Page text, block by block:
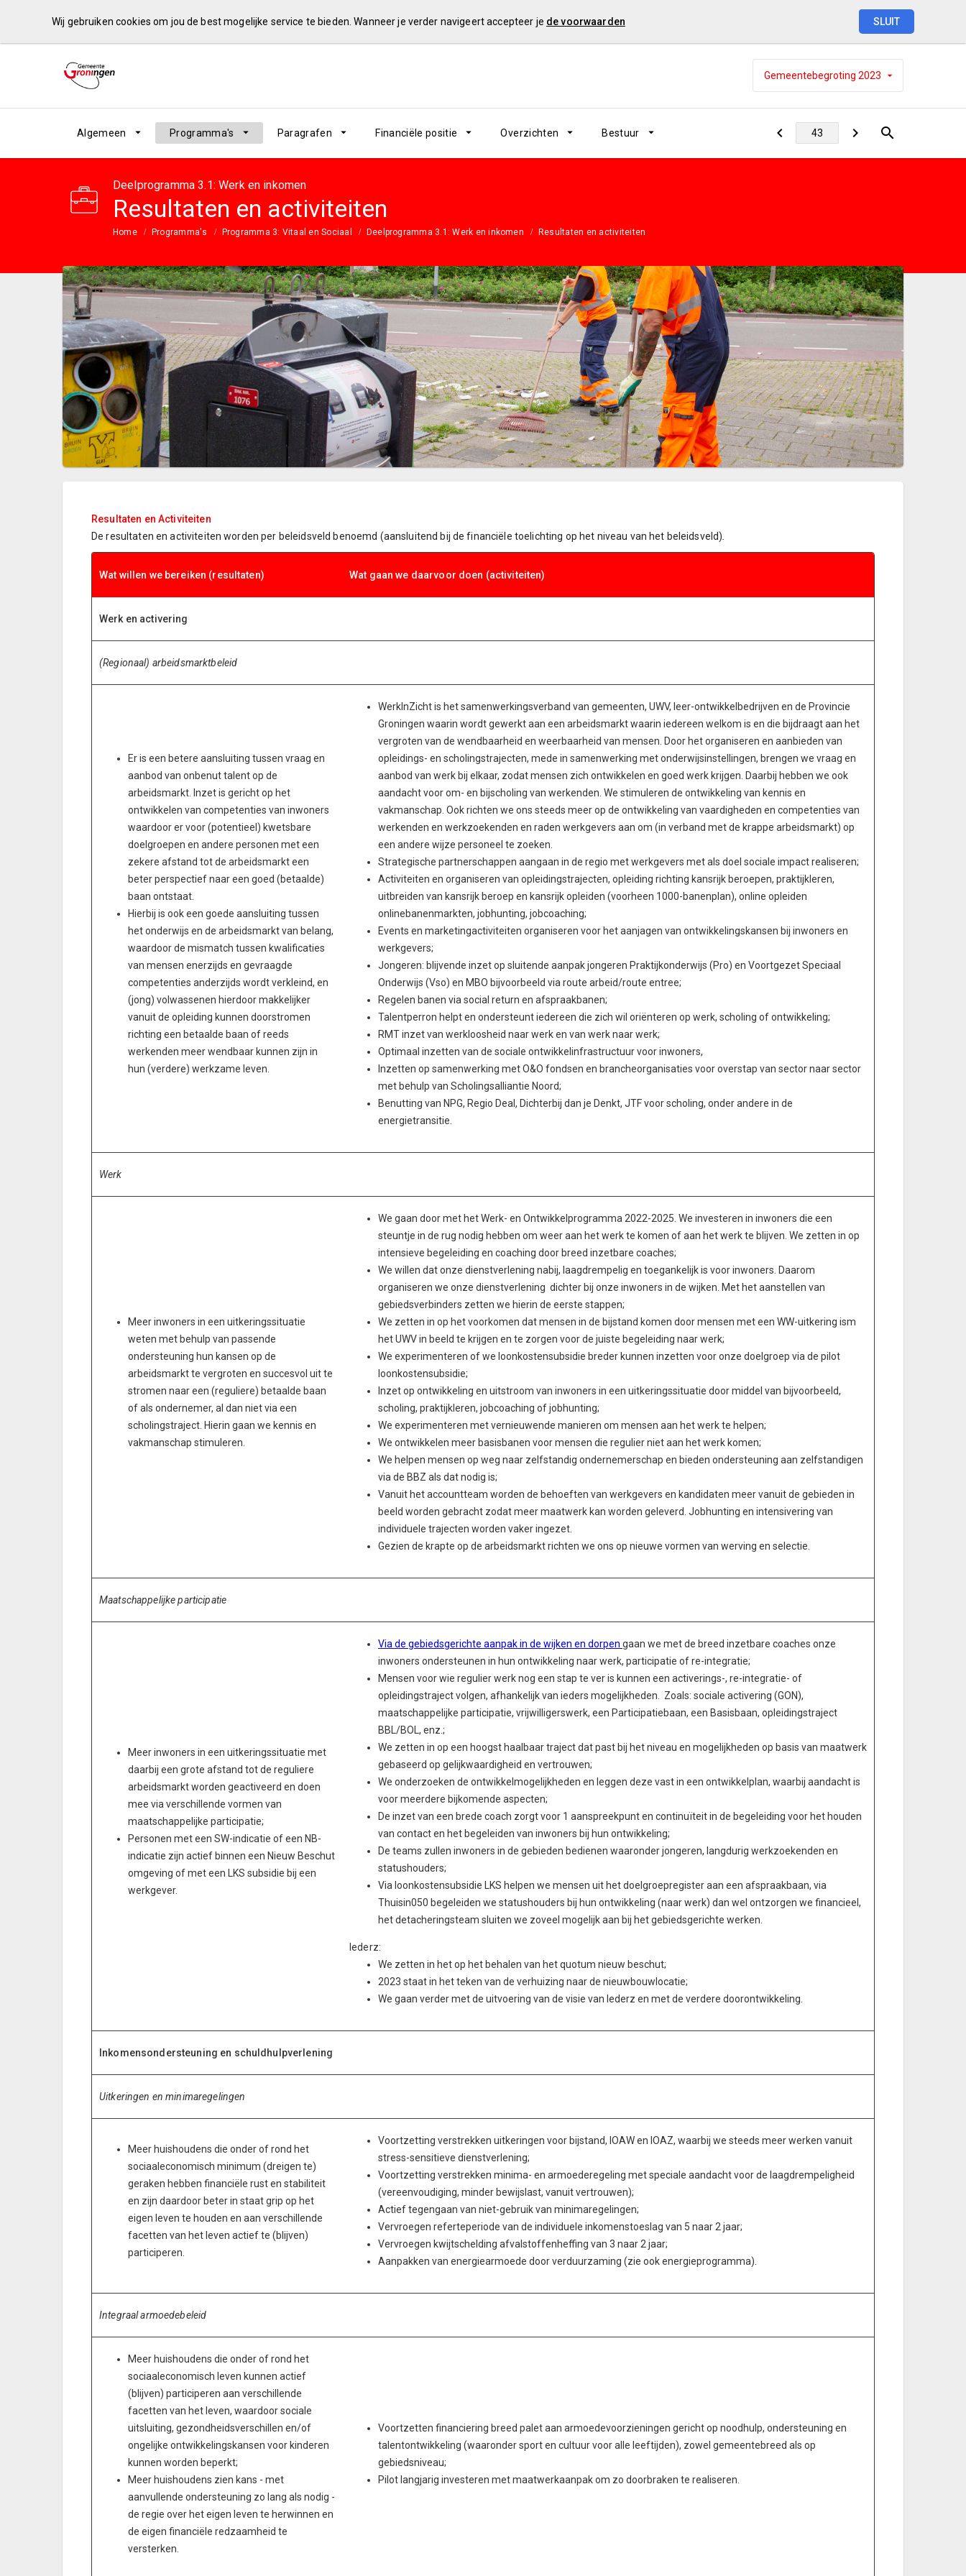
Wij gebruiken cookies om jou de best mogelijke service te bieden. Wanneer je verder navigeert accepteer je de voorwaarden SLUIT
Gemeentebegroting 2023
Algemeen Programma's Paragrafen Financiële positie Overzichten Bestuur
Deelprogramma 3.1: Werk en inkomen
Resultaten en activiteiten
Home Programma's Programma 3: Vitaal en Sociaal Deelprogramma 3.1: Werk en inkomen Resultaten en activiteiten
Resultaten en Activiteiten
De resultaten en activiteiten worden per beleidsveld benoemd (aansluitend bij de financiële toelichting op het niveau van het beleidsveld)
Wat willen we bereiken (resultaten) Wat gaan we daarvoor doen (activiteiten)
Werk en activering
(Regionaal) arbeidsmarktbeleid
Er is een betere aansluiting tussen vraag en
aanbod van onbenut talent op de
arbeidsmarkt. Inzet is gericht op het
ontwikkelen van competenties van inwoners
waardoor er voor (potentieel) kwetsbare
doelgroepen en andere personen met een
zekere afstand tot de arbeidsmarkt een
beter perspectief naar een goed (betaalde)
baan ontstaat.
Hierbij is ook een goede aansluiting tussen
het onderwijs en de arbeidsmarkt van belang,
waardoor de mismatch tussen kwalificaties
van mensen enerzijds en gevraagde
competenties anderzijds wordt verkleind, en
(jong) volwassenen hierdoor makkelijker
vanuit de opleiding kunnen doorstromen
richting een betaalde baan of reeds
werkenden meer wendbaar kunnen zijn in
hun (verdere) werkzame leven.
WerkInZicht is het samenwerkingsverband van gemeenten, UWV, leer-ontwikkelbedrijven en de Provincie
Groningen waarin wordt gewerkt aan een arbeidsmarkt waarin iedereen welkom is en die bijdraagt aan het
vergroten van de wendbaarheid en weerbaarheid van mensen. Door het organiseren en aanbieden van
opleidings- en scholingstrajecten, mede in samenwerking met onderwijsinstellingen, brengen we vraag en
aanbod van werk bij elkaar, zodat mensen zich ontwikkelen en goed werk krijgen. Daarbij hebben we ook
aandacht voor om- en bijscholing van werkenden. We stimuleren de ontwikkeling van kennis en
vakmanschap. Ook richten we ons steeds meer op de ontwikkeling van vaardigheden en competenties van
werkenden en werkzoekenden en raden werkgevers aan om (in verband met de krappe arbeidsmarkt) op
een andere wijze personeel te zoeken.
Strategische partnerschappen aangaan in de regio met werkgevers met als doel sociale impact realiseren;
Activiteiten en organiseren van opleidingstrajecten, opleiding richting kansrijk beroepen, praktijkleren,
uitbreiden van kansrijk beroep en kansrijk opleiden (voorheen 1000-banenplan), online opleiden
onlinebanenmarkten, jobhunting, jobcoaching;
Events en marketingactiviteiten organiseren voor het aanjagen van ontwikkelingskansen bij inwoners en
werkgevers;
Jongeren: blijvende inzet op sluitende aanpak jongeren Praktijkonderwijs (Pro) en Voortgezet Speciaal
Onderwijs (Vso) en MBO bijvoorbeeld via route arbeid/route entree;
Regelen banen via social return en afspraakbanen;
Talentperron helpt en ondersteunt iedereen die zich wil oriënteren op werk, scholing of ontwikkeling;
RMT inzet van werkloosheid naar werk en van werk naar werk;
Optimaal inzetten van de sociale ontwikkelinfrastructuur voor inwoners,
Inzetten op samenwerking met O&O fondsen en brancheorganisaties voor overstap van sector naar sector
met behulp van Scholingsalliantie Noord;
Benutting van NPG, Regio Deal, Dichterbij dan je Denkt, JTF voor scholing, onder andere in de
energietransitie.
Werk
Meer inwoners in een uitkeringssituatie
weten met behulp van passende
ondersteuning hun kansen op de
arbeidsmarkt te vergroten en succesvol uit te
stromen naar een (reguliere) betaalde baan
of als ondernemer, al dan niet via een
scholingstraject. Hierin gaan we kennis en
vakmanschap stimuleren.
We gaan door met het Werk- en Ontwikkelprogramma 2022-2025. We investeren in inwoners die een
steuntje in de rug nodig hebben om weer aan het werk te komen of aan het werk te blijven. We zetten in op
intensieve begeleiding en coaching door breed inzetbare coaches;
We willen dat onze dienstverlening nabij, laagdrempelig en toegankelijk is voor inwoners. Daarom
organiseren we onze dienstverlening dichter bij onze inwoners in de wijken. Met het aanstellen van
gebiedsverbinders zetten we hierin de eerste stappen;
We zetten in op het voorkomen dat mensen in de bijstand komen door mensen met een WW-uitkering ism
het UWV in beeld te krijgen en te zorgen voor de juiste begeleiding naar werk;
We experimenteren of we loonkostensubsidie breder kunnen inzetten voor onze doelgroep via de pilot
loonkostensubsidie;
Inzet op ontwikkeling en uitstroom van inwoners in een uitkeringssituatie door middel van bijvoorbeeld,
scholing, praktijkleren, jobcoaching of jobhunting;
We experimenteren met vernieuwende manieren om mensen aan het werk te helpen;
We ontwikkelen meer basisbanen voor mensen die regulier niet aan het werk komen;
We helpen mensen op weg naar zelfstandig ondernemerschap en bieden ondersteuning aan zelfstandigen
via de BBZ als dat nodig is;
Vanuit het accountteam worden de behoeften van werkgevers en kandidaten meer vanuit de gebieden in
beeld worden gebracht zodat meer maatwerk kan worden geleverd. Jobhunting en intensivering van
individuele trajecten worden vaker ingezet.
Gezien de krapte op de arbeidsmarkt richten we ons op nieuwe vormen van werving en selectie.
Maatschappelijke participatie
Meer inwoners in een uitkeringssituatie met
daarbij een grote afstand tot de reguliere
arbeidsmarkt worden geactiveerd en doen
mee via verschillende vormen van
maatschappelijke participatie;
Personen met een SW-indicatie of een NB-
indicatie zijn actief binnen een Nieuw Beschut
omgeving of met een LKS subsidie bij een
werkgever.
Via de gebiedsgerichte aanpak in de wijken en dorpen gaan we met de breed inzetbare coaches onze
inwoners ondersteunen in hun ontwikkeling naar werk, participatie of re-integratie;
Mensen voor wie regulier werk nog een stap te ver is kunnen een activerings-, re-integratie- of
opleidingstraject volgen, afhankelijk van ieders mogelijkheden. Zoals: sociale activering (GON),
maatschappelijke participatie, vrijwilligerswerk, een Participatiebaan, een Basisbaan, opleidingstraject
BBL/BOL, enz.;
We zetten in op een hoogst haalbaar traject dat past bij het niveau en mogelijkheden op basis van maatwerk
gebaseerd op gelijkwaardigheid en vertrouwen;
We onderzoeken de ontwikkelmogelijkheden en leggen deze vast in een ontwikkelplan, waarbij aandacht is
voor meerdere bijkomende aspecten;
De inzet van een brede coach zorgt voor 1 aanspreekpunt en continuïteit in de begeleiding voor het houden
van contact en het begeleiden van inwoners bij hun ontwikkeling;
De teams zullen inwoners in de gebieden bedienen waaronder jongeren, langdurig werkzoekenden en
statushouders;
Via loonkostensubsidie LKS helpen we mensen uit het doelgroepregister aan een afspraakbaan, via
Thuisin050 begeleiden we statushouders bij hun ontwikkeling (naar werk) dan wel ontzorgen we financieel,
het detacheringsteam sluiten we zoveel mogelijk aan bij het gebiedsgerichte werken.
Iederz:
We zetten in het op het behalen van het quotum nieuw beschut;
2023 staat in het teken van de verhuizing naar de nieuwbouwlocatie;
We gaan verder met de uitvoering van de visie van Iederz en met de verdere doorontwikkeling.
Inkomensondersteuning en schuldhulpverlening
Uitkeringen en minimaregelingen
Meer huishoudens die onder of rond het
sociaaleconomisch minimum (dreigen te)
geraken hebben financiële rust en stabiliteit
en zijn daardoor beter in staat grip op het
eigen leven te houden en aan verschillende
facetten van het leven actief te (blijven)
participeren.
Voortzetting verstrekken uitkeringen voor bijstand, IOAW en IOAZ, waarbij we steeds meer werken vanuit
stress-sensitieve dienstverlening;
Voortzetting verstrekken minima- en armoederegeling met speciale aandacht voor de laagdrempeligheid
(vereenvoudiging, minder bewijslast, vanuit vertrouwen);
Actief tegengaan van niet-gebruik van minimaregelingen;
Vervroegen referteperiode van de individuele inkomenstoeslag van 5 naar 2 jaar;
Vervroegen kwijtschelding afvalstoffenheffing van 3 naar 2 jaar;
Aanpakken van energiearmoede door verduurzaming (zie ook energieprogramma).
Integraal armoedebeleid
Meer huishoudens die onder of rond het
sociaaleconomisch leven kunnen actief
(blijven) participeren aan verschillende
facetten van het leven, waardoor sociale
uitsluiting, gezondheidsverschillen en/of
ongelijke ontwikkelingskansen voor kinderen
kunnen worden beperkt;
Meer huishoudens zien kans - met
aanvullende ondersteuning zo lang als nodig -
de regie over het eigen leven te herwinnen en
de eigen financiële redzaamheid te
versterken.
Voortzetten financiering breed palet aan armoedevoorzieningen gericht op noodhulp, ondersteuning en
talentontwikkeling (waaronder sport en cultuur voor alle leeftijden), zowel gemeentebreed als op
gebiedsniveau;
Pilot langjarig investeren met maatwerkaanpak om zo doorbraken te realiseren.